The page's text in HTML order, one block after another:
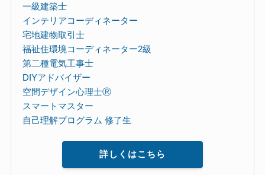
一級建築士
インテリアコーディネーター
宅地建物取引士
福祉住環境コーディネーター2級
第二種電気工事士
DIYアドバイザー
空間デザイン心理士Ⓡ
スマートマスター
自己理解プログラム 修了生
詳しくはこちら